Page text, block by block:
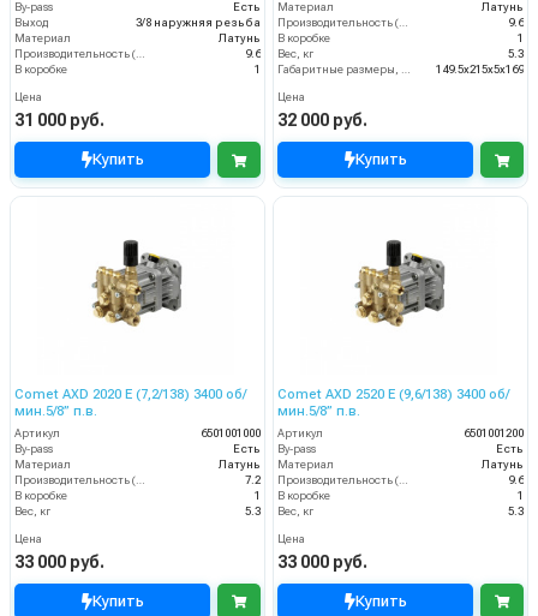
By-pass
Есть
Выход
3/8 наружняя резьба
Материал
Латунь
Производительность (л/мин)
9.6
В коробке
1
Цена
31 000 руб.
Купить
Материал
Латунь
Производительность (л/мин)
9.6
В коробке
1
Вес, кг
5.3
Габаритные размеры, мм
149.5x215x5x169
Цена
32 000 руб.
Купить
Comet AXD 2020 E (7,2/138) 3400 об/
мин.5/8” п.в.
Артикул
6501001000
By-pass
Есть
Материал
Латунь
7.2
В коробке
1
Вес, кг
5.3
Цена
33 000 руб.
Купить
Comet AXD 2520 E (9,6/138) 3400 об/
мин.5/8” п.в.
Артикул
6501001200
By-pass
Есть
Материал
Латунь
9.6
В коробке
1
Вес, кг
5.3
Цена
33 000 руб.
Купить